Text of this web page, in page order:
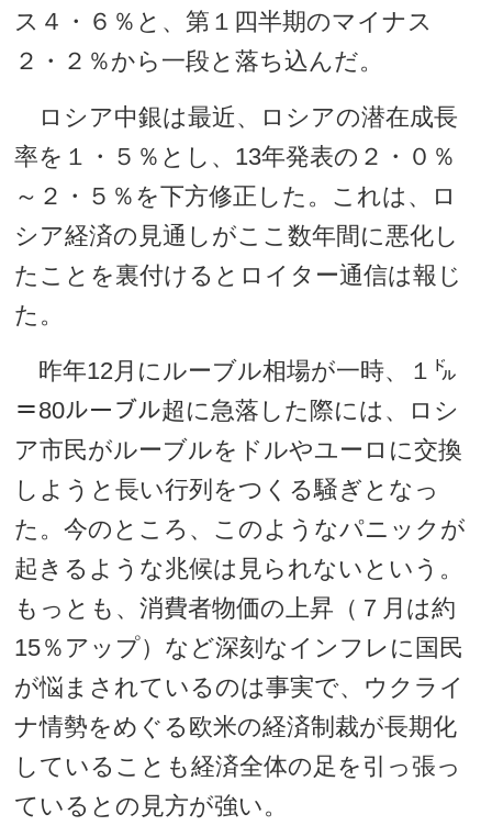
ス４・６％と、第１四半期のマイナス
２・２％から一段と落ち込んだ。
ロシア中銀は最近、ロシアの潜在成長
率を１・５％とし、13年発表の２・０％
～２・５％を下方修正した。これは、ロ
シア経済の見通しがここ数年間に悪化し
たことを裏付けるとロイター通信は報じ
た。
昨年12月にルーブル相場が一時、１㌦
＝80ルーブル超に急落した際には、ロシ
ア市民がルーブルをドルやユーロに交換
しようと長い行列をつくる騒ぎとなっ
た。今のところ、このようなパニックが
起きるような兆候は見られないという。
もっとも、消費者物価の上昇（７月は約
15％アップ）など深刻なインフレに国民
が悩まされているのは事実で、ウクライ
ナ情勢をめぐる欧米の経済制裁が長期化
していることも経済全体の足を引っ張っ
ているとの見方が強い。